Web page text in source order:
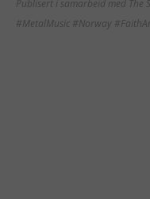
Publisert i samarbeid med The
#MetalMusic #Norway